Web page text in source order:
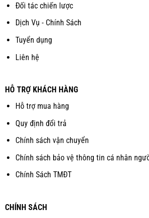
Đối tác chiến lược
Dịch Vụ - Chính Sách
Tuyển dụng
Liên hệ
HỖ TRỢ KHÁCH HÀNG
Hỗ trợ mua hàng
Quy định đổi trả
Chính sách vận chuyển
Chính sách bảo vệ thông tin cá nhân
Chính Sách TMĐT
CHÍNH SÁCH